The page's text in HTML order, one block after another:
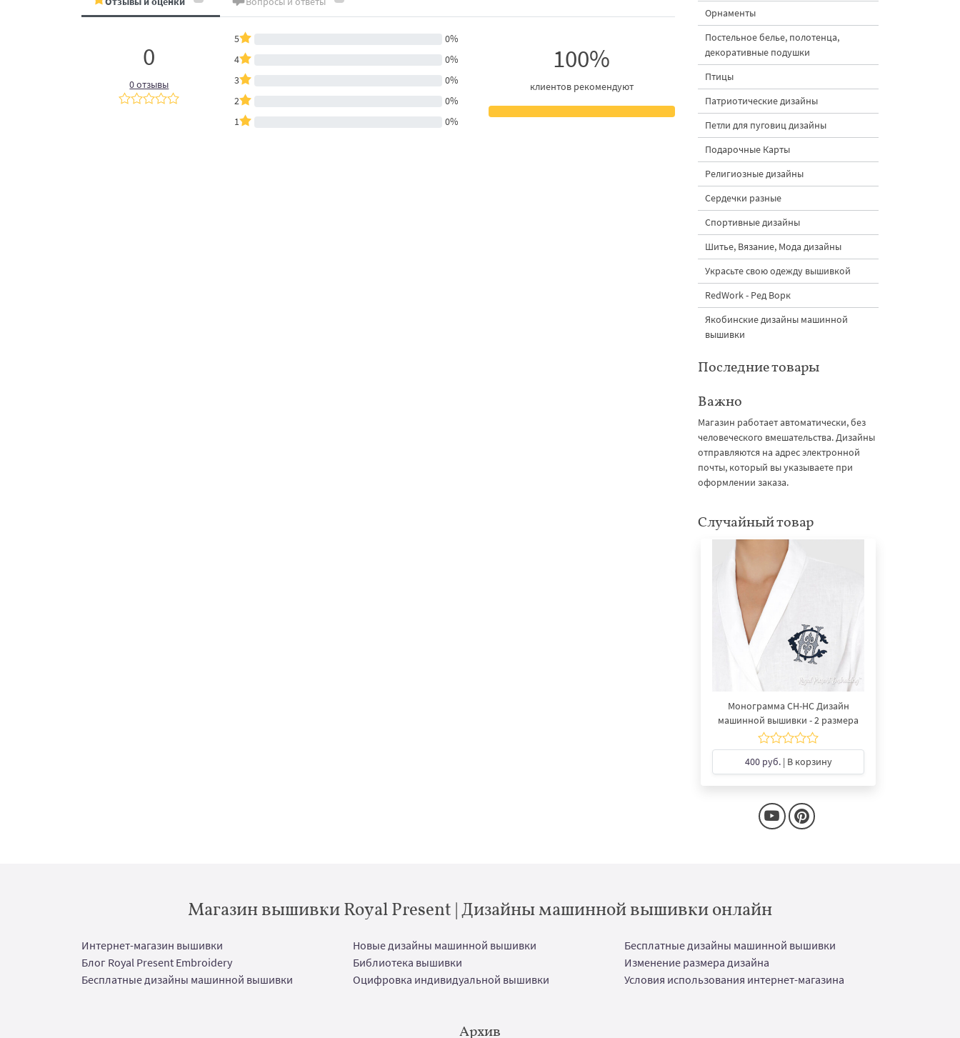
0
0 отзывы
5
0%
4
0%
3
0%
2
0%
1
0%
100%
клиентов рекомендуют
Орнаменты
Постельное белье, полотенца,
декоративные подушки
Птицы
Патриотические дизайны
Петли для пуговиц дизайны
Подарочные Карты
Религиозные дизайны
Сердечки разные
Спортивные дизайны
Шитье, Вязание, Мода дизайны
Украсьте свою одежду вышивкой
RedWork - Ред Ворк
Якобинские дизайны машинной
вышивки
Последние товары
Важно
Магазин работает автоматически, без
человеческого вмешательства. Дизайны
отправляются на адрес электронной
почты, который вы указываете при
оформлении заказа.
Случайный товар
Монограмма CH-HC Дизайн
машинной вышивки - 2 размера
400 руб.| В корзину
Магазин вышивки Royal Present | Дизайны машинной вышивки онлайн
Интернет-магазин вышивки Новые дизайны машинной вышивки
Бесплатные дизайны машинной вышивки
Блог Royal Present Embroidery
Библиотека вышивки
Изменение размера дизайна
Бесплатные дизайны машинной вышивки
Оцифровка индивидуальной вышивки Условия использования интернет-магазина
Архив